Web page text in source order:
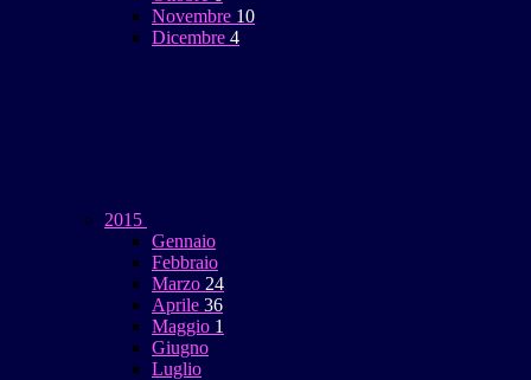
Novembre 10
Dicembre 4
2015
Gennaio
Febbraio
Marzo 24
Aprile 36
Maggio 1
Giugno
Luglio